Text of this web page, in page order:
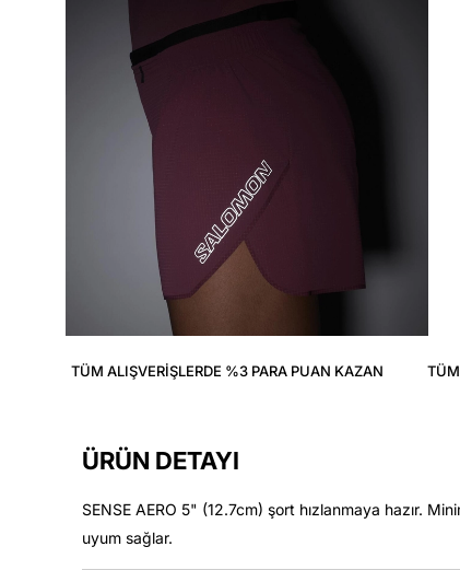
TÜM ALIŞVERIŞLERDE %3 PARA PUAN KAZAN
ÜRÜN DETAYI
SENSE AERO 5" (12.7cm) şort hızlanmaya hazır.
uyum sağlar.